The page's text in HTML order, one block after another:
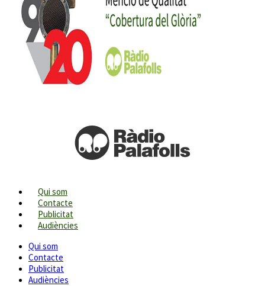
Qui som
Contacte
Publicitat
Audiències
Qui som
Contacte
Publicitat
Audiències